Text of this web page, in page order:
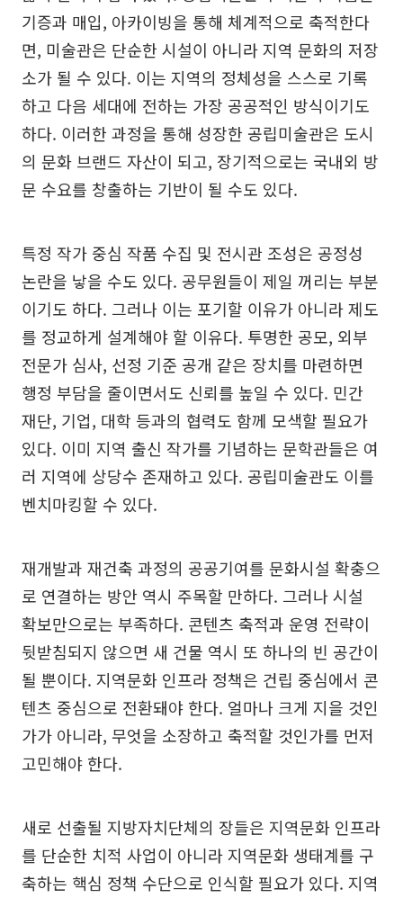
기증과 매입, 아카이빙을 통해 체계적으로 축적한다
면, 미술관은 단순한 시설이 아니라 지역 문화의 저장
소가 될 수 있다. 이는 지역의 정체성을 스스로 기록
하고 다음 세대에 전하는 가장 공공적인 방식이기도
하다. 이러한 과정을 통해 성장한 공립미술관은 도시
의 문화 브랜드 자산이 되고, 장기적으로는 국내외 방
문 수요를 창출하는 기반이 될 수도 있다.
특정 작가 중심 작품 수집 및 전시관 조성은 공정성
논란을 낳을 수도 있다. 공무원들이 제일 꺼리는 부분
이기도 하다. 그러나 이는 포기할 이유가 아니라 제도
를 정교하게 설계해야 할 이유다. 투명한 공모, 외부
전문가 심사, 선정 기준 공개 같은 장치를 마련하면
행정 부담을 줄이면서도 신뢰를 높일 수 있다. 민간
재단, 기업, 대학 등과의 협력도 함께 모색할 필요가
있다. 이미 지역 출신 작가를 기념하는 문학관들은 여
러 지역에 상당수 존재하고 있다. 공립미술관도 이를
벤치마킹할 수 있다.
재개발과 재건축 과정의 공공기여를 문화시설 확충으
로 연결하는 방안 역시 주목할 만하다. 그러나 시설
확보만으로는 부족하다. 콘텐츠 축적과 운영 전략이
뒷받침되지 않으면 새 건물 역시 또 하나의 빈 공간이
될 뿐이다. 지역문화 인프라 정책은 건립 중심에서 콘
텐츠 중심으로 전환돼야 한다. 얼마나 크게 지을 것인
가가 아니라, 무엇을 소장하고 축적할 것인가를 먼저
고민해야 한다.
새로 선출될 지방자치단체의 장들은 지역문화 인프라
를 단순한 치적 사업이 아니라 지역문화 생태계를 구
축하는 핵심 정책 수단으로 인식할 필요가 있다. 지역